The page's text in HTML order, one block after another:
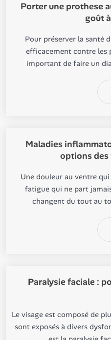
Porter une prothese
goût
Pour préserver la santé
efficacement contre les
important de faire un
Maladies
options
Une douleur au ventre
fatigue qui ne part
changent du tout au
Paralysie faciale :
Le visage est composé de
sont exposés à divers